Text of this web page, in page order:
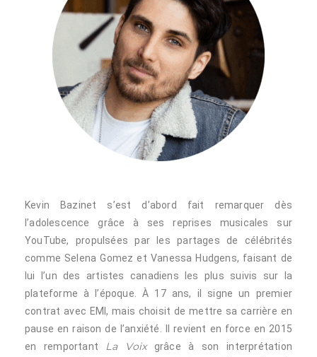
Kevin Bazinet s’est d’abord fait remarquer dès
l’adolescence grâce à ses reprises musicales sur
YouTube, propulsées par les partages de célébrités
comme Selena Gomez et Vanessa Hudgens, faisant de
lui l’un des artistes canadiens les plus suivis sur la
plateforme à l’époque. À 17 ans, il signe un premier
contrat avec EMI, mais choisit de mettre sa carrière en
pause en raison de l’anxiété. Il revient en force en 2015
en remportant La Voixgrâce à son interprétation